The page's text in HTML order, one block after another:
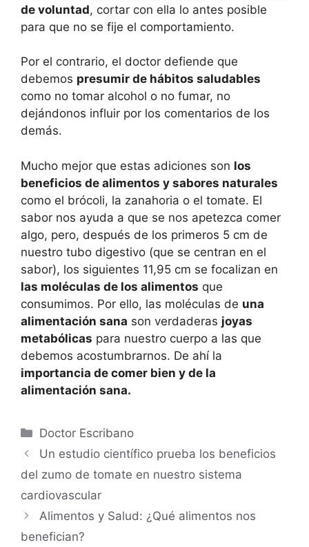
de voluntad, cortar con ella lo antes posible
para que no se fije el comportamiento.
Por el contrario, el doctor defiende que
debemos presumir de hábitos saludables
como no tomar alcohol o no fumar, no
dejándonos influir por los comentarios de los
demás.
Mucho mejor que estas adiciones son los
beneficios de alimentos y sabores naturales
como el brócoli, la zanahoria o el tomate. El
sabor nos ayuda a que se nos apetezca comer
algo, pero, después de los primeros 5 cm de
nuestro tubo digestivo (que se centran en el
sabor), los siguientes 11,95 cm se focalizan en
las moléculas de los alimentos que
consumimos. Por ello, las moléculas de una
alimentación sana son verdaderas joyas
metabólicas para nuestro cuerpo a las que
debemos acostumbrarnos. De ahí la
importancia de comer bien y de la
alimentación sana.
Doctor Escribano
Un estudio científico prueba los beneficios
del zumo de tomate en nuestro sistema
cardiovascular
Alimentos y Salud: ¿Qué alimentos nos
benefician?